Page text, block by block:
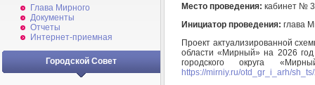
Глава Мирного
Документы
Отчеты
Интернет-приемная
Городской Совет
Место проведения: кабинет №
Инициатор проведения: глава
Проект актуализированной
области «Мирный» на 2026
городского округа
https://mirniy.ru/otd_gr_i_arh/